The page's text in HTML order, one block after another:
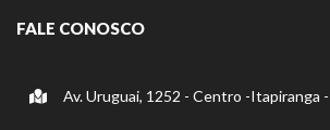
FALE CONOSCO
Av. Uruguai, 1252 - Centro -Itapiranga -